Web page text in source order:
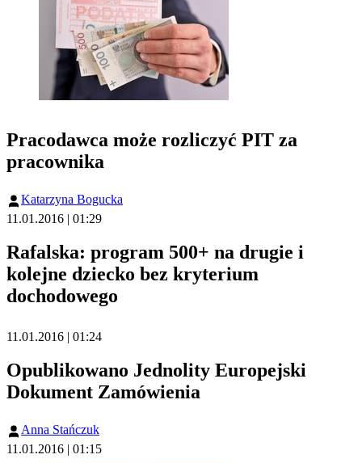
Pracodawca może rozliczyć PIT za
pracownika
Katarzyna Bogucka
11.01.2016 | 01:29
Rafalska: program 500+ na drugie i
kolejne dziecko bez kryterium
dochodowego
11.01.2016 | 01:24
Opublikowano Jednolity Europejski
Dokument Zamówienia
Anna Stańczuk
11.01.2016 | 01:15